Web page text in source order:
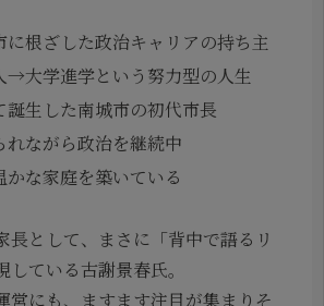
に根ざした政治キャリアの持ち主
大学進学という努力型の人生
誕生した南城市の初代市長
れながら政治を継続中
かな家庭を築いている
長として、まさに「背中で語るリ
ている古謝景春氏。
営にも、ますます注目が集まりそ